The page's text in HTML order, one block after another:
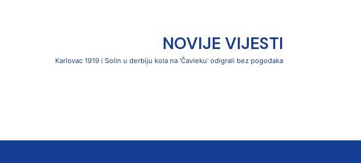
NOVIJE VIJESTI
Karlovac 1919 i Solin u derbiju kola na ‘Čavleku’ odigrali bez pogodaka